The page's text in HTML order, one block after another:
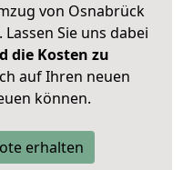
von Osnabrück
Sie uns dabei
die Kosten zu
auf Ihren neuen
können.
erhalten